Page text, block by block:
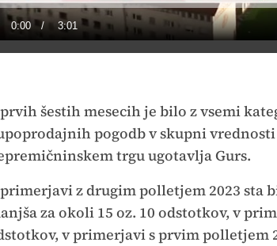
Current
Time
0:00 / Duration
3:01
:
šestih mesecih je bilo z vsemi
pogodb v skupni
trgu ugotavlja Gurs.
z drugim polletjem 2023 sta
za okoli 15 oz. 10 odstotkov, v
v primerjavi s prvim polletjem